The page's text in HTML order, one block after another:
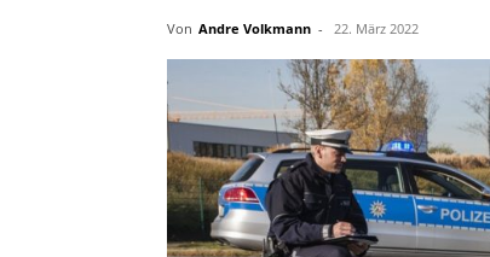
Von Andre Volkmann - 22. März 2022